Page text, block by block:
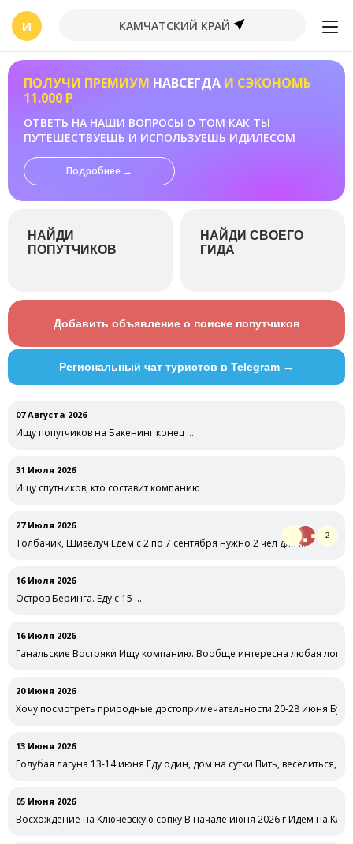
И КАМЧАТСКИЙ КРАЙ
ПОЛУЧИ ПРЕМИУМ НАВСЕГДА И СЭКОНОМЬ
11.000 Р
ОТВЕТЬ НА НАШИ ВОПРОСЫ О ТОМ КАК ТЫ
ПУТЕШЕСТВУЕШЬ И ИСПОЛЬЗУЕШЬ ИДИЛЕСОМ
Подробнее →
НАЙДИ
ПОПУТЧИКОВ
НАЙДИ СВОЕГО
ГИДА
Добавить объявление о поиске попутчиков
Региональный чат туристов в Telegram →
07 Августа 2026
Ищу попутчиков на Бакенинг конец …
31 Июля 2026
Ищу спутников, кто составит компанию
27 Июля 2026
Толбачик, Шивелуч Едем с 2 по 7 сентября нужно 2 чел для …
2
16 Июля 2026
Остров Беринга. Еду с 15 …
16 Июля 2026
Ганальские Востряки Ищу компанию. Вообще интересна любая
20 Июня 2026
Хочу посмотреть природные достопримечательности 20-28 июня
13 Июня 2026
Голубая лагуна 13-14 июня Еду один, дом на сутки Пить, веселиться,
05 Июня 2026
Восхождение на Ключевскую сопку В начале июня 2026 г Идем на